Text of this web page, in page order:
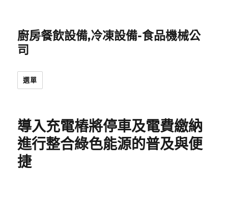
廚房餐飲設備,冷凍設備-食品機械公
司
選單
導入充電樁將停車及電費繳納
進行整合綠色能源的普及與便
捷